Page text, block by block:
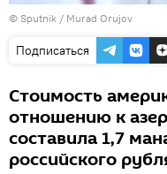
© Sputnik / Murad Orujov
Подписаться
Стоимость
отношению к
составила 1,7
российского